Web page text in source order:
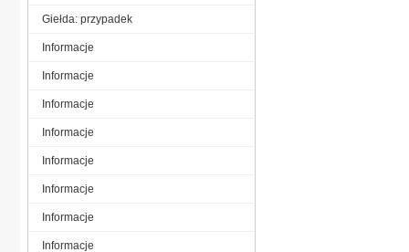
Giełda: przypadek
Informacje
Informacje
Informacje
Informacje
Informacje
Informacje
Informacje
Informacje